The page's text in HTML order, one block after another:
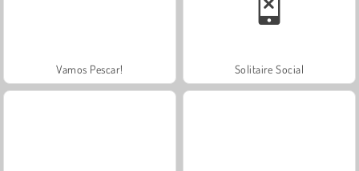
Vamos Pescar! Solitaire Social